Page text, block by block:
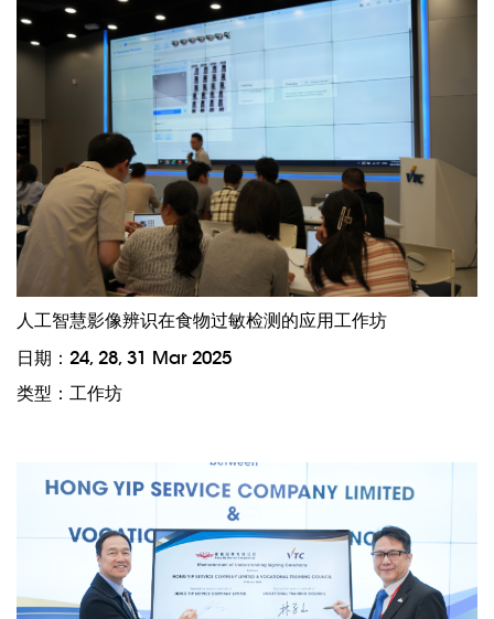
人工智慧影像辨识在食物过敏检测的应用工作坊
日期：24, 28, 31 Mar 2025
类型：工作坊